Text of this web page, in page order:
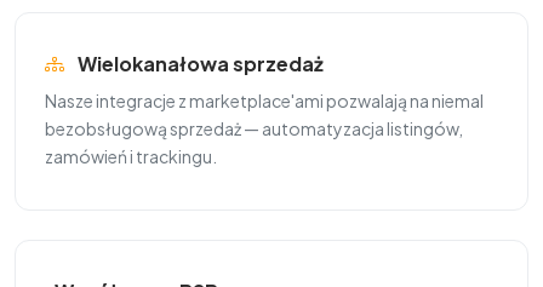
Wielokanałowa sprzedaż
Nasze integracje z marketplace'ami pozwalają na niemal
bezobsługową sprzedaż — automatyzacja listingów,
zamówień i trackingu.